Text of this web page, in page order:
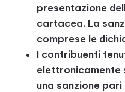
presentazione
cartacea. La
comprese le
I contribuenti
elettronicamente
una sanzione